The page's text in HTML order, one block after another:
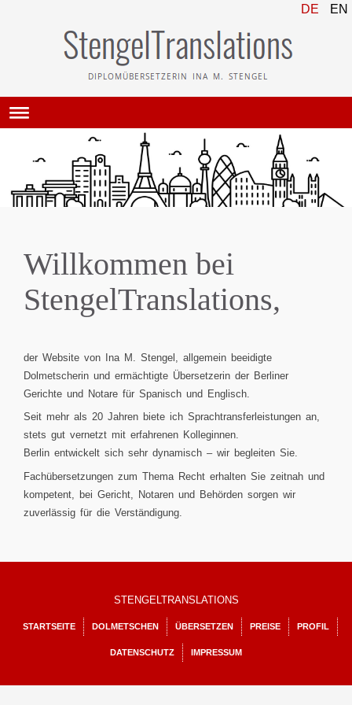
DE EN
Willkommen bei
StengelTranslations,
der Website von Ina M. Stengel, allgemein beeidigte
Dolmetscherin und ermächtigte Übersetzerin der Berliner
Gerichte und Notare für Spanisch und Englisch.
Seit mehr als 20 Jahren biete ich Sprachtransferleistungen an,
stets gut vernetzt mit erfahrenen Kolleginnen.
Berlin entwickelt sich sehr dynamisch – wir begleiten Sie.
Fachübersetzungen zum Thema Recht erhalten Sie zeitnah und
kompetent, bei Gericht, Notaren und Behörden sorgen wir
zuverlässig für die Verständigung.
STENGELTRANSLATIONS
STARTSEITE DOLMETSCHEN ÜBERSETZEN PREISE PROFIL
DATENSCHUTZ IMPRESSUM